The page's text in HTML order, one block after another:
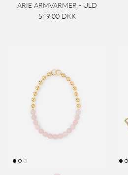
ARIE ARMVARMER - ULD
549,00 DKK